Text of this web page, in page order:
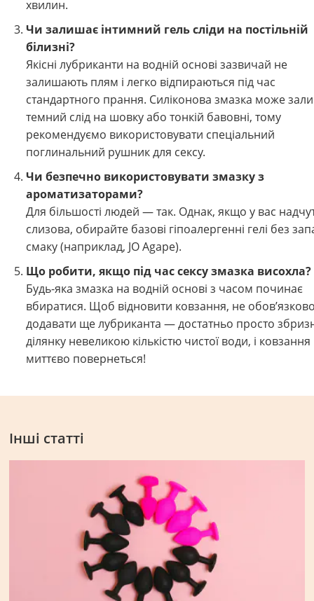
хвилин.
Чи залишає інтимний гель сліди на постільній
білизні?
Якісні лубриканти на водній основі зазвичай не
залишають плям і легко відпираються під час
стандартного прання. Силіконова змазка може
темний слід на шовку або тонкій бавовні, тому
рекомендуємо використовувати спеціальний
поглинальний рушник для сексу.
Чи безпечно використовувати змазку з
ароматизаторами?
Для більшості людей — так. Однак, якщо у вас
слизова, обирайте базові гіпоалергенні гелі без
смаку (наприклад, JO Agape).
Що робити, якщо під час сексу змазка висохла?
Будь-яка змазка на водній основі з часом починає
вбиратися. Щоб відновити ковзання, не
додавати ще лубриканта — достатньо просто
ділянку невеликою кількістю чистої води, і ковзання
миттєво повернеться!
Інші статті